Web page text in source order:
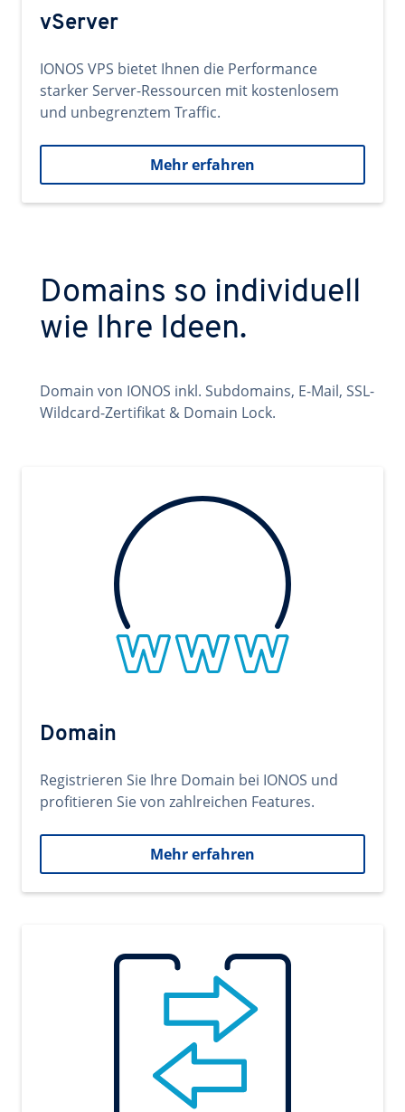
vServer
IONOS VPS bietet Ihnen die Performance
starker Server-Ressourcen mit kostenlosem
und unbegrenztem Traffic.
Mehr erfahren
Domains so individuell
wie Ihre Ideen.
Domain von IONOS inkl. Subdomains, E-Mail, SSL-
Wildcard-Zertifikat & Domain Lock.
Domain
Registrieren Sie Ihre Domain bei IONOS und
profitieren Sie von zahlreichen Features.
Mehr erfahren